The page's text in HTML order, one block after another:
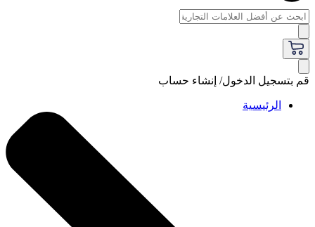
قم بتسجيل الدخول/ إنشاء حساب
الرئيسية